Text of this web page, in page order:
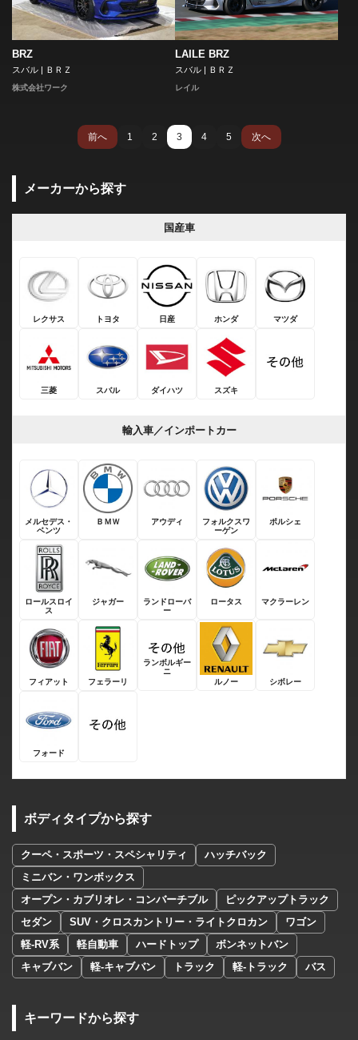
BRZ
スバル | ＢＲＺ
株式会社ワーク
LAILE BRZ
スバル | ＢＲＺ
レイル
前へ 1 2 3 4 5 次へ
メーカーから探す
国産車
レクサス トヨタ 日産 ホンダ マツダ
三菱 スバル ダイハツ スズキ
輸入車／インポートカー
メルセデス・
ベンツ
ＢＭＷ アウディ
フォルクスワ
ーゲン
ポルシェ
ロールスロイ
ス
ジャガー
ランドローバ
ー
ロータス マクラーレン
フィアット フェラーリ
ランボルギー
ニ
ルノー
シボレー
フォード
ボディタイプから探す
クーペ・スポーツ・スペシャリティ
ハッチバック
ミニバン・ワンボックス
オープン・カブリオレ・コンバーチブル
ピックアップトラック
セダン
SUV・クロスカントリー・ライトクロカン
ワゴン
軽-RV系
軽自動車 ハードトップ
ボンネットバン
キャブバン
軽-キャブバン トラック 軽-トラック バス
キーワードから探す